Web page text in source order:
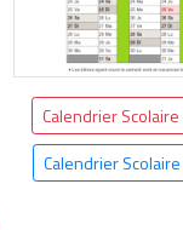
Calendrier Scolaire
Calendrier Scolaire